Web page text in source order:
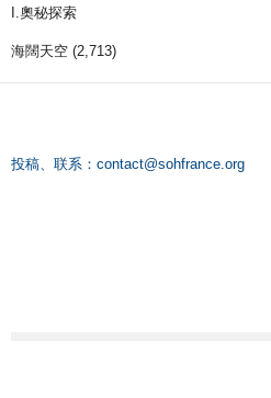
I.奧秘探索
海闊天空 (2,713)
投稿、联系： contact@sohfrance.org